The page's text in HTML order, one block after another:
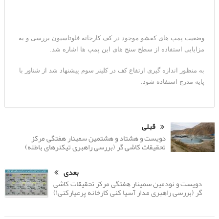
وضعیت پمپ های کفشو موجود در کف کارخانه فلوتاسیون بررسی و به
مزایایی استفاده از سطح سنج های این پمپ ها اشاره شد.
به منظور اندازه گیری ارتفاع کف در کلینر سوم پیشنهاد شد از شناور با
پایه مدرج استفاده شود.
قبلی
دویست و هشتاد و هشتمین سمینار هفتگی مرکز
تحقیقات کاشی گر (بررسی راهبری تیکنرهای باطله)
بعدی
دویست و نودمین سمینار هفتگی مرکز تحقیقات کاشی
گر (بررسی راهبری مدار آسیا کنی کارخانه پرعیارکنی۱)